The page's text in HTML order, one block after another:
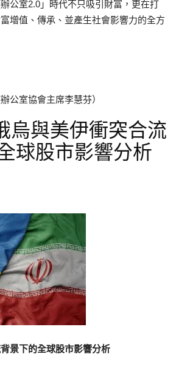
公室2.0」時代不只吸引財富，更在打
增值、傳承、並產生社會影響力的全方
公室協會主席李慧芬）
烏與美伊衝突合流
球股市影響分析
景下的全球股市影響分析